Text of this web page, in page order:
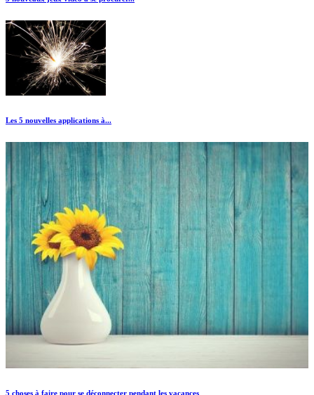
Les 5 nouvelles applications à...
5 choses à faire pour se déconnecter pendant les vacances